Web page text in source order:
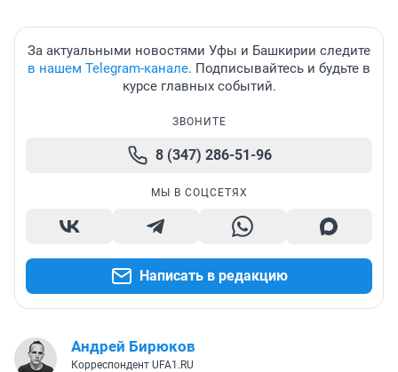
За актуальными новостями Уфы и Башкирии следите
в нашем Telegram-канале. Подписывайтесь и будьте в
курсе главных событий.
ЗВОНИТЕ
8 (347) 286-51-96
МЫ В СОЦСЕТЯХ
Написать в редакцию
Андрей Бирюков
Корреспондент UFA1.RU